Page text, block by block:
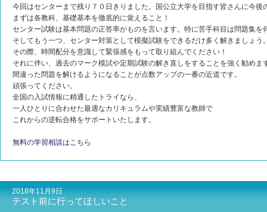
今回はセンターまで残り７０日きりました。国公立大学を目指す皆さんに今
まずは各教科、基礎基本を徹底的に覚えること！
センター試験は基本問題の正答率がものを言います。特に苦手科目は問題集
そしてもう一つ、センター対策として模擬試験をできるだけ多く解きましょう
その際、時間配分を意識して緊張感をもって取り組んでください！
それに伴い、過去のマーク模試や定期試験の解き直しをすることを強く勧めま
間違った問題を解けるようになることが点数アップの一番の近道です。
頑張ってください。
全国の入試情報に精通したトライなら、
一人ひとりに合わせた最適なカリキュラムや実績豊富な教師で
これからの逆転合格をサポートいたします。
無料の学習相談はこちら
2018年11月9日
テスト前に行ってほしいこと